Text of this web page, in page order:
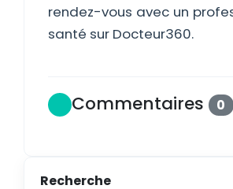
rendez-vous avec un
santé sur Docteur360.
Commentaires 0
Recherche